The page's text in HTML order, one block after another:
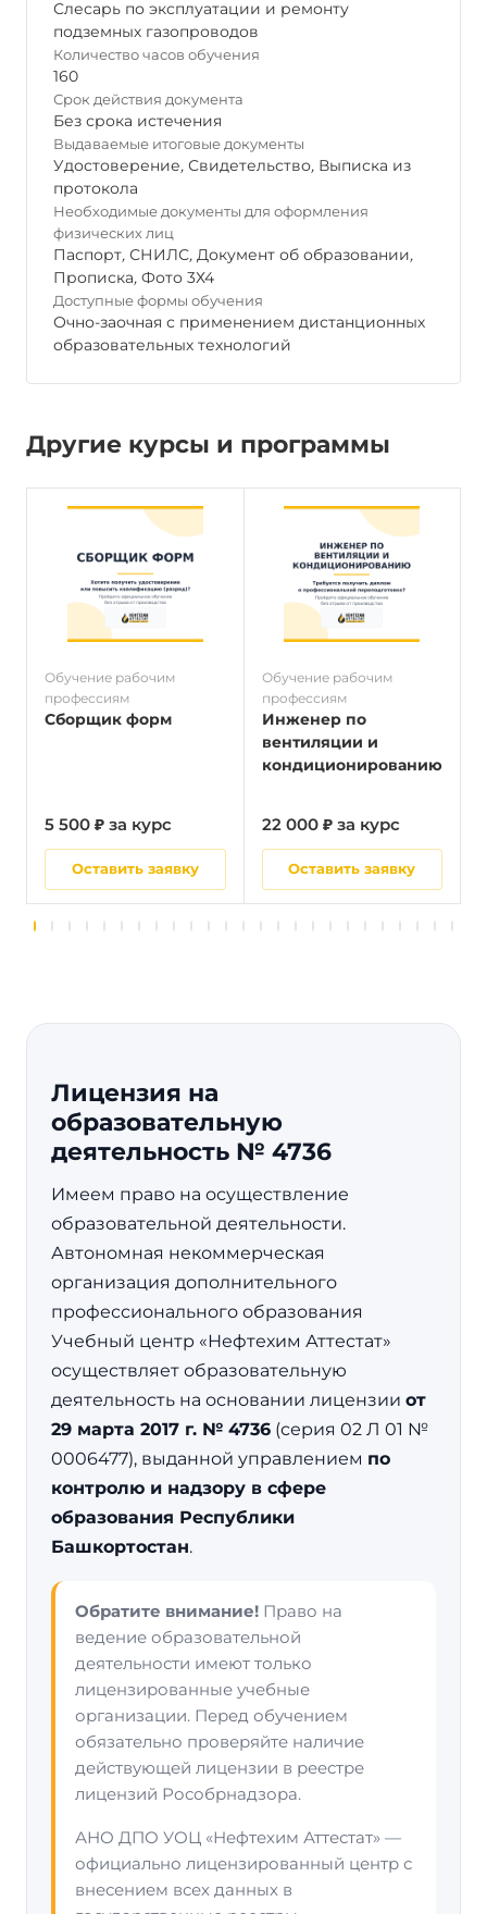
Слесарь по эксплуатации и ремонту
подземных газопроводов
Количество часов обучения
160
Срок действия документа
Без срока истечения
Выдаваемые итоговые документы
Удостоверение, Свидетельство, Выписка из
протокола
Необходимые документы для оформления
физических лиц
Паспорт, СНИЛС, Документ об образовании,
Прописка, Фото 3Х4
Доступные формы обучения
Очно-заочная с применением дистанционных
образовательных технологий
Другие курсы и программы
Обучение рабочим
профессиям
Сборщик форм
5 500 ₽ за курс
Оставить заявку
Обучение рабочим
профессиям
Инженер по
вентиляции и
кондиционированию
22 000 ₽ за курс
Оставить заявку
Лицензия на
образовательную
деятельность № 4736
Имеем право на осуществление
образовательной деятельности.
Автономная некоммерческая
организация дополнительного
профессионального образования
Учебный центр «Нефтехим Аттестат»
осуществляет образовательную
деятельность на основании лицензии от
29 марта 2017 г. № 4736 (серия 02 Л 01 №
0006477), выданной управлением по
контролю и надзору в сфере
образования Республики
Башкортостан.
Обратите внимание! Право на
ведение образовательной
деятельности имеют только
лицензированные учебные
организации. Перед обучением
обязательно проверяйте наличие
действующей лицензии в реестре
лицензий Рособрнадзора.
АНО ДПО УОЦ «Нефтехим Аттестат» —
официально лицензированный центр с
внесением всех данных в